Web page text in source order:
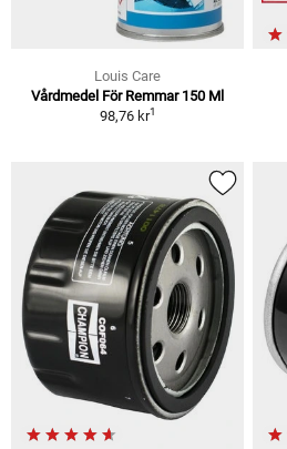
Louis Care
Vårdmedel För Remmar 150 Ml
98,76 kr1